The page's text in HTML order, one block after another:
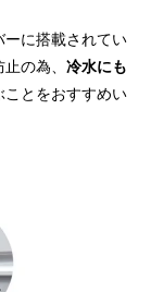
に搭載されてい
の為、 冷水にも
とをおすすめい